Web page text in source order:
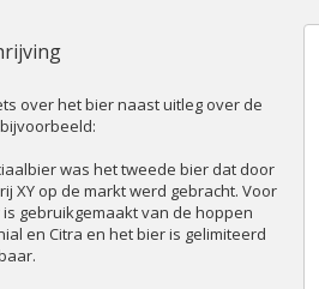
over het bier naast uitleg over de
was het tweede bier dat door
XY op de markt werd gebracht. Voor
gebruikgemaakt van de hoppen
en Citra en het bier is gelimiteerd